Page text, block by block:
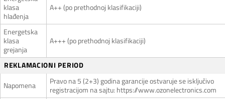
klasa
hlađenja
A++ (po prethodnoj klasifikaciji)
Energetska
klasa
grejanja
A+++ (po prethodnoj klasifikaciji)
REKLAMACIONI PERIOD
Napomena
Pravo na 5 (2+3) godina garancije ostvaruje se isključivo
registracijom na sajtu: https://www.ozonelectronics.com